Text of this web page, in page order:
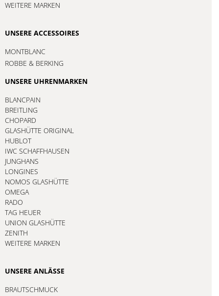
WEITERE MARKEN
UNSERE ACCESSOIRES
MONTBLANC
ROBBE & BERKING
UNSERE UHRENMARKEN
BLANCPAIN
BREITLING
CHOPARD
GLASHÜTTE ORIGINAL
HUBLOT
IWC SCHAFFHAUSEN
JUNGHANS
LONGINES
NOMOS GLASHÜTTE
OMEGA
RADO
TAG HEUER
UNION GLASHÜTTE
ZENITH
WEITERE MARKEN
UNSERE ANLÄSSE
BRAUTSCHMUCK